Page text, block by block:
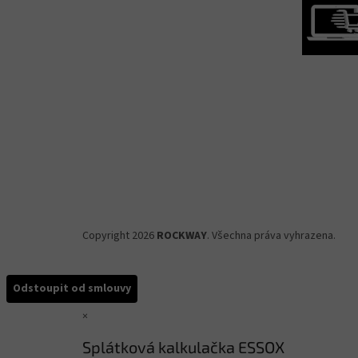
Copyright 2026 ROCKWAY. Všechna práva vyhrazena.
Odstoupit od smlouvy
×
Splátková kalkulačka ESSOX